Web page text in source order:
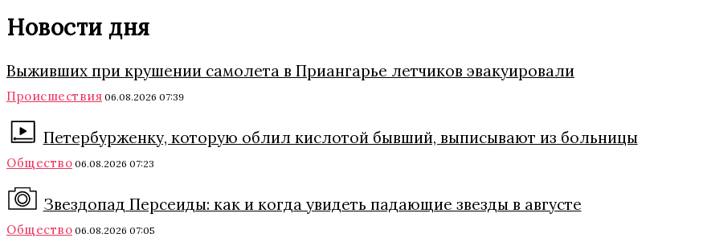
Новости дня
Выживших при крушении самолета в Приангарье летчиков эвакуировали
Происшествия 06.08.2026 07:39
Петербурженку, которую облил кислотой бывший, выписывают из больницы
Общество 06.08.2026 07:23
Звездопад Персеиды: как и когда увидеть падающие звезды в августе
Общество 06.08.2026 07:05